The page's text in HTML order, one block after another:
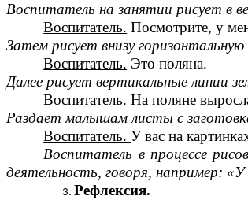
Воспитатель на занятии рисует в
Воспитатель. Посмотрите, у
Затем рисует внизу
Воспитатель. Это поляна.
Далее рисует вертикальные линии
Воспитатель.На поляне
Раздает малышам листы с
Воспитатель.У вас на
Воспитатель в процессе
деятельность, говоря, например:
Рефлексия.